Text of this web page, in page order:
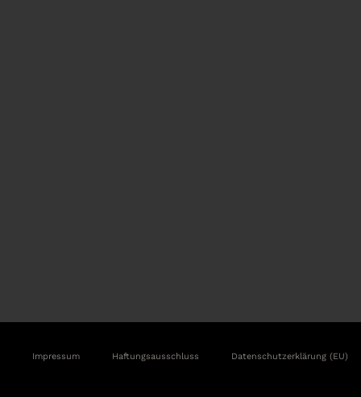
Impressum Haftungsausschluss Datenschutzerklärung (EU)